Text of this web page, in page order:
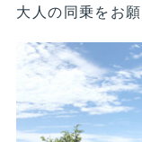
大人の同乗をお願